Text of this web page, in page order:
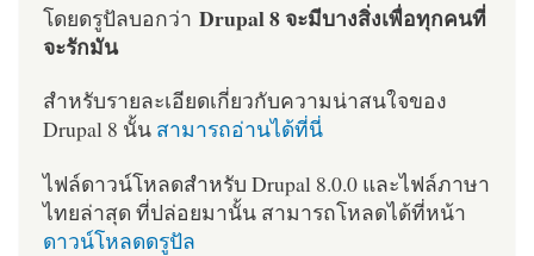
โดยดรูปัลบอกว่า Drupal 8 จะมีบางสิ่งเพื่อทุกคนที่
จะรักมัน
สำหรับรายละเอียดเกี่ยวกับความน่าสนใจของ
Drupal 8 นั้น สามารถอ่านได้ที่นี่
ไฟล์ดาวน์โหลดสำหรับ Drupal 8.0.0 และไฟล์ภาษา
ไทยล่าสุด ที่ปล่อยมานั้น สามารถโหลดได้ที่หน้า
ดาวน์โหลดดรูปัล